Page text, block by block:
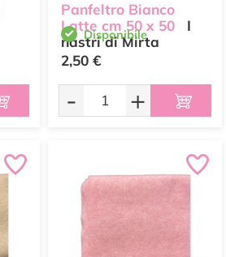
Panfeltro Bianco
Latte cm 50 x 50
I
nastri di Mirta
Disponibile
2,50 €
- +